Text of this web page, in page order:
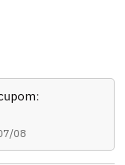
08